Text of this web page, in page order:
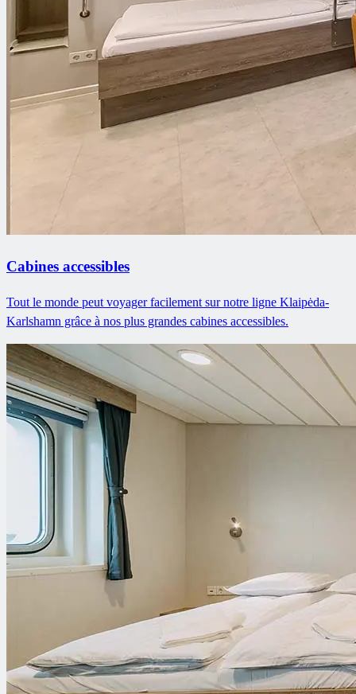
Cabines accessibles
Tout le monde peut voyager facilement sur notre ligne Klaipėda-
Karlshamn grâce à nos plus grandes cabines accessibles.